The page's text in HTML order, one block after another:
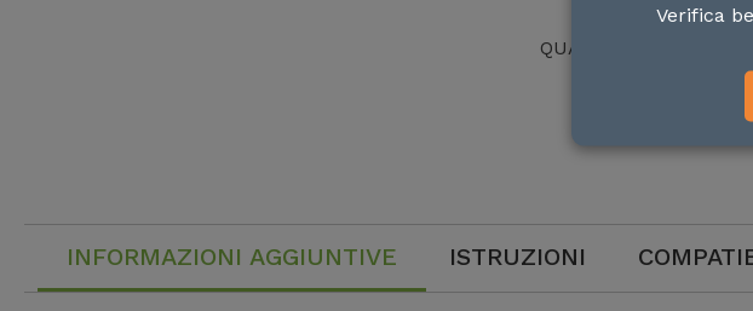
INFORMAZIONI AGGIUNTIVE ISTRUZIONI
Verifica